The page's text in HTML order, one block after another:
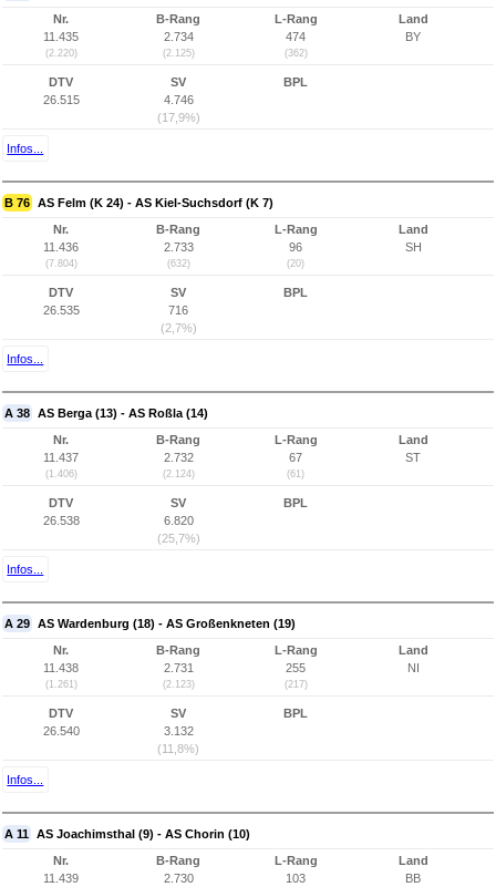
Nr.
11.435
(2.220)
B-Rang
2.734
(2.125)
L-Rang
474
(362)
Land
BY
DTV
26.515
SV
4.746
(17,9%)
BPL
Infos...
B 76 AS Felm (K 24) - AS Kiel-Suchsdorf (K 7)
Nr.
11.436
(7.804)
B-Rang
2.733
(632)
L-Rang
96
(20)
Land
SH
DTV
26.535
SV
716
(2,7%)
BPL
Infos...
A 38 AS Berga (13) - AS Roßla (14)
Nr.
11.437
(1.406)
B-Rang
2.732
(2.124)
L-Rang
67
(61)
Land
ST
DTV
26.538
SV
6.820
(25,7%)
BPL
Infos...
A 29 AS Wardenburg (18) - AS Großenkneten (19)
Nr.
11.438
(1.261)
B-Rang
2.731
(2.123)
L-Rang
255
(217)
Land
NI
DTV
26.540
SV
3.132
(11,8%)
BPL
Infos...
A 11 AS Joachimsthal (9) - AS Chorin (10)
Nr.
11.439
B-Rang
2.730
L-Rang
103
Land
BB